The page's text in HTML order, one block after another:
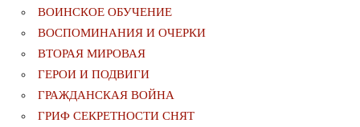
ВОИНСКОЕ ОБУЧЕНИЕ
ВОСПОМИНАНИЯ И ОЧЕРКИ
ВТОРАЯ МИРОВАЯ
ГЕРОИ И ПОДВИГИ
ГРАЖДАНСКАЯ ВОЙНА
ГРИФ СЕКРЕТНОСТИ СНЯТ